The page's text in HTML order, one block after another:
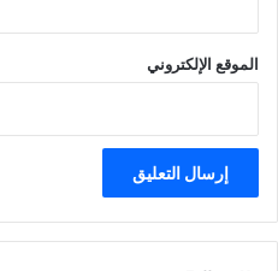
الموقع الإلكتروني